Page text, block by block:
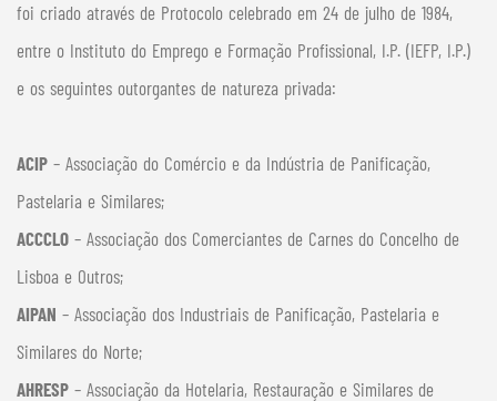
foi criado através de Protocolo celebrado em 24 de julho de 1984,
entre o Instituto do Emprego e Formação Profissional, I.P. (IEFP, I.P.)
e os seguintes outorgantes de natureza privada:
ACIP – Associação do Comércio e da Indústria de Panificação,
Pastelaria e Similares;
ACCCLO – Associação dos Comerciantes de Carnes do Concelho de
Lisboa e Outros;
AIPAN – Associação dos Industriais de Panificação, Pastelaria e
Similares do Norte;
AHRESP – Associação da Hotelaria, Restauração e Similares de